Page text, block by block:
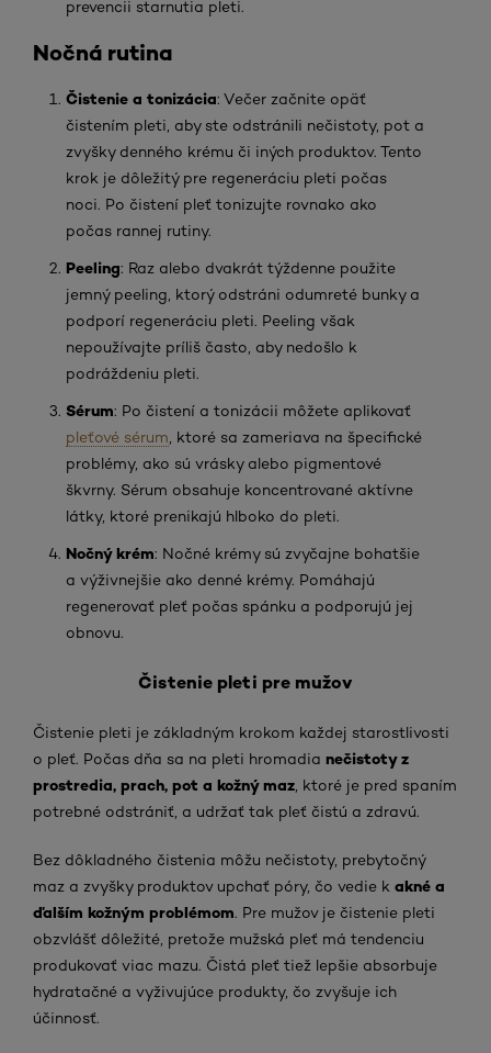
prevencii starnutia pleti.
Nočná rutina
Čistenie a tonizácia: Večer začnite opäť
čistením pleti, aby ste odstránili nečistoty, pot a
zvyšky denného krému či iných produktov. Tento
krok je dôležitý pre regeneráciu pleti počas
noci. Po čistení pleť tonizujte rovnako ako
počas rannej rutiny.
Peeling: Raz alebo dvakrát týždenne použite
jemný peeling, ktorý odstráni odumreté bunky a
podporí regeneráciu pleti. Peeling však
nepoužívajte príliš často, aby nedošlo k
podráždeniu pleti.
Sérum: Po čistení a tonizácii môžete aplikovať
pleťové sérum , ktoré sa zameriava na špecifické
problémy, ako sú vrásky alebo pigmentové
škvrny. Sérum obsahuje koncentrované aktívne
látky, ktoré prenikajú hlboko do pleti.
Nočný krém: Nočné krémy sú zvyčajne bohatšie
a výživnejšie ako denné krémy. Pomáhajú
regenerovať pleť počas spánku a podporujú jej
obnovu.
Čistenie pleti pre mužov
Čistenie pleti je základným krokom každej starostlivosti
o pleť. Počas dňa sa na pleti hromadia nečistoty z
prostredia, prach, pot a kožný maz , ktoré je pred spaním
potrebné odstrániť, a udržať tak pleť čistú a zdravú.
Bez dôkladného čistenia môžu nečistoty, prebytočný
maz a zvyšky produktov upchať póry, čo vedie k akné a
ďalším kožným problémom. Pre mužov je čistenie pleti
obzvlášť dôležité, pretože mužská pleť má tendenciu
produkovať viac mazu. Čistá pleť tiež lepšie absorbuje
hydratačné a vyživujúce produkty, čo zvyšuje ich
účinnosť.